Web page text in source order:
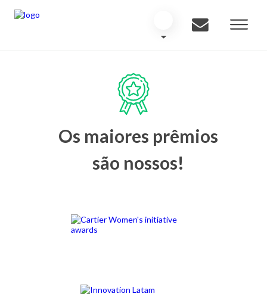
Os maiores prêmios
são nossos!